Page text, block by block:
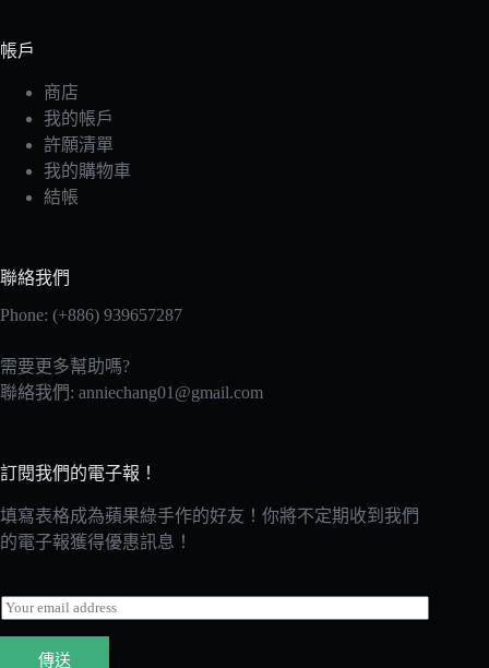
帳戶
商店
我的帳戶
許願清單
我的購物車
結帳
聯絡我們
Phone: (+886) 939657287
需要更多幫助嗎?
聯絡我們: anniechang01@gmail.com
訂閱我們的電子報！
填寫表格成為蘋果綠手作的好友！你將不定期收到我們
的電子報獲得優惠訊息！
E
m
a
傳送